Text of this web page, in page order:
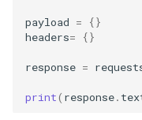
payload =
{}
headers= {}
response =
print( response.